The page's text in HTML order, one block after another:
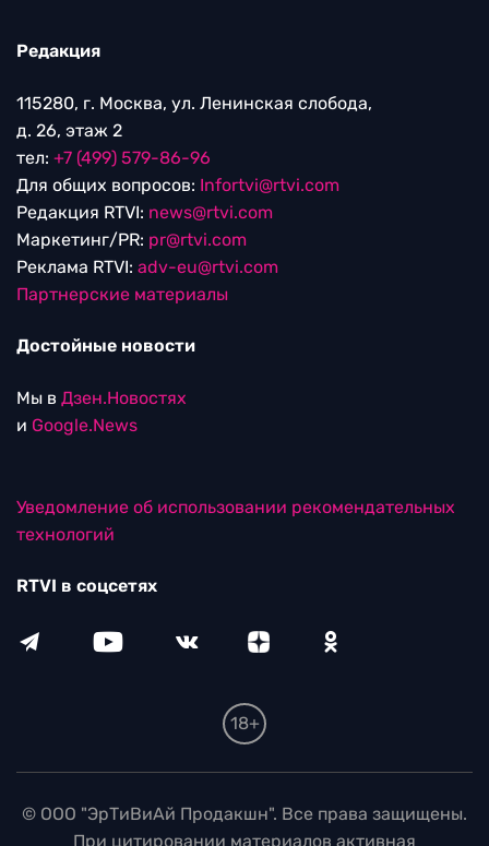
Редакция
115280, г. Москва, ул. Ленинская слобода,
д. 26, этаж 2
тел: +7 (499) 579-86-96
Для общих вопросов: Infortvi@rtvi.com
Редакция RTVI: news@rtvi.com
Маркетинг/PR: pr@rtvi.com
Реклама RTVI: adv-eu@rtvi.com
Партнерские материалы
Достойные новости
Мы в Дзен.Новостях
и Google.News
Уведомление об использовании рекомендательных
технологий
RTVI в соцсетях
18+
© ООО "ЭрТиВиАй Продакшн". Все права защищены.
При цитировании материалов активная